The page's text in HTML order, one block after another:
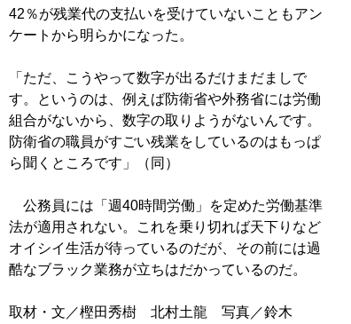
42％が残業代の支払いを受けていないこともアン
ケートから明らかになった。
「ただ、こうやって数字が出るだけまだましで
す。というのは、例えば防衛省や外務省には労働
組合がないから、数字の取りようがないんです。
防衛省の職員がすごい残業をしているのはもっぱ
ら聞くところです」（同）
公務員には「週40時間労働」を定めた労働基準
法が適用されない。これを乗り切れば天下りなど
オイシイ生活が待っているのだが、その前には過
酷なブラック業務が立ちはだかっているのだ。
取材・文／樫田秀樹 北村土龍 写真／鈴木